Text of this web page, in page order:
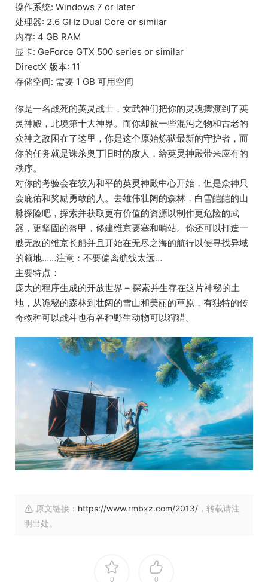
操作系统: Windows 7 or later
处理器: 2.6 GHz Dual Core or similar
内存: 4 GB RAM
显卡: GeForce GTX 500 series or similar
DirectX 版本: 11
存储空间: 需要 1 GB 可用空间
你是一名战死的英灵战士，女武神们把你的灵魂摆渡到了英
灵神殿，北境第十大神界。而你却被一些混沌之物和古老的
众神之敌困在了这里，你是这个原始炼狱最新的守护者，而
你的任务就是诛杀奥丁旧时的敌人，给英灵神殿带来应有的
秩序。
对你的考验会在较为和平的英灵神殿中心开始，但是众神只
会庇佑和奖励勇敢的人。去雄伟壮阔的森林，白雪皑皑的山
脉探险吧，探索并获取更有价值的资源以制作更危险的武
器，更坚固的盔甲，修建维京要塞和哨站。你还可以打造一
艘无敌的维京长船并且开始在无尽之海的航行以便寻找异域
的领地……注意：不要偏离航线太远…
主要特点：
庞大的程序生成的开放世界 – 探索并生存在这片神秘的土
地，从诡秘的森林到壮阔的雪山和美丽的草原，有独特的传
奇物种可以战斗也有各种野生动物可以狩猎。
原文链接： https://www.rmbxz.com/2013/ ，转载请注
明出处。
0 0